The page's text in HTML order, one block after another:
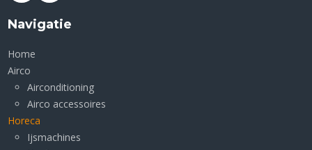
Navigatie
Home
Airco
Airconditioning
Airco accessoires
Horeca
Ijsmachines